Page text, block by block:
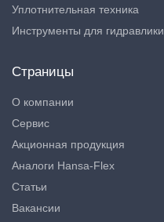
Уплотнительная техника
Инструменты для гидравлики
Страницы
О компании
Сервис
Акционная продукция
Аналоги Hansa-Flex
Статьи
Вакансии